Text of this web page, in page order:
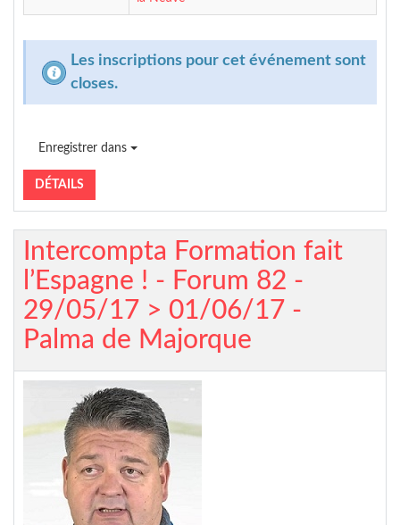
Les inscriptions pour cet événement sont
closes.
Enregistrer dans
DÉTAILS
Intercompta Formation fait
l’Espagne ! - Forum 82 -
29/05/17 > 01/06/17 -
Palma de Majorque